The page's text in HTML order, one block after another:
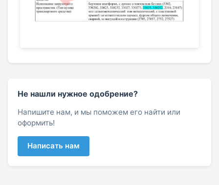
Не нашли нужное одобрение?
Напишите нам, и мы поможем его найти или
оформить!
Написать нам